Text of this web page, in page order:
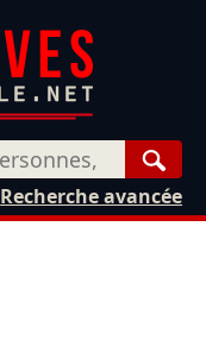
Recherche avancée